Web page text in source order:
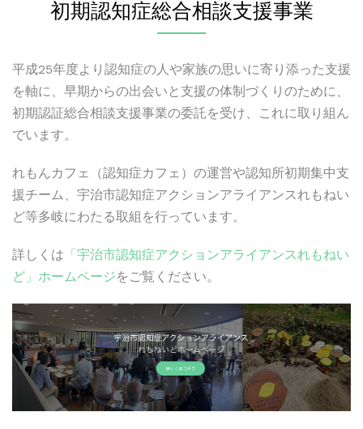
初期認知症総合相談支援事業
平成25年度より認知症の人や家族の思いに寄り添った支援
を軸に、早期からの出会いと支援の体制づくりのために、
初期認証総合相談支援事業の委託を受け、これに取り組ん
でいます。
れもんカフェ（認知症カフェ）の運営や認知所初期集中支
援チーム、宇治市認知症アクションアライアンスれもねい
ど等多岐にわたる取組を行っています。
詳しくは 「宇治市認知症アクションアライアンスれもねい
ど」ホームページをご覧ください。